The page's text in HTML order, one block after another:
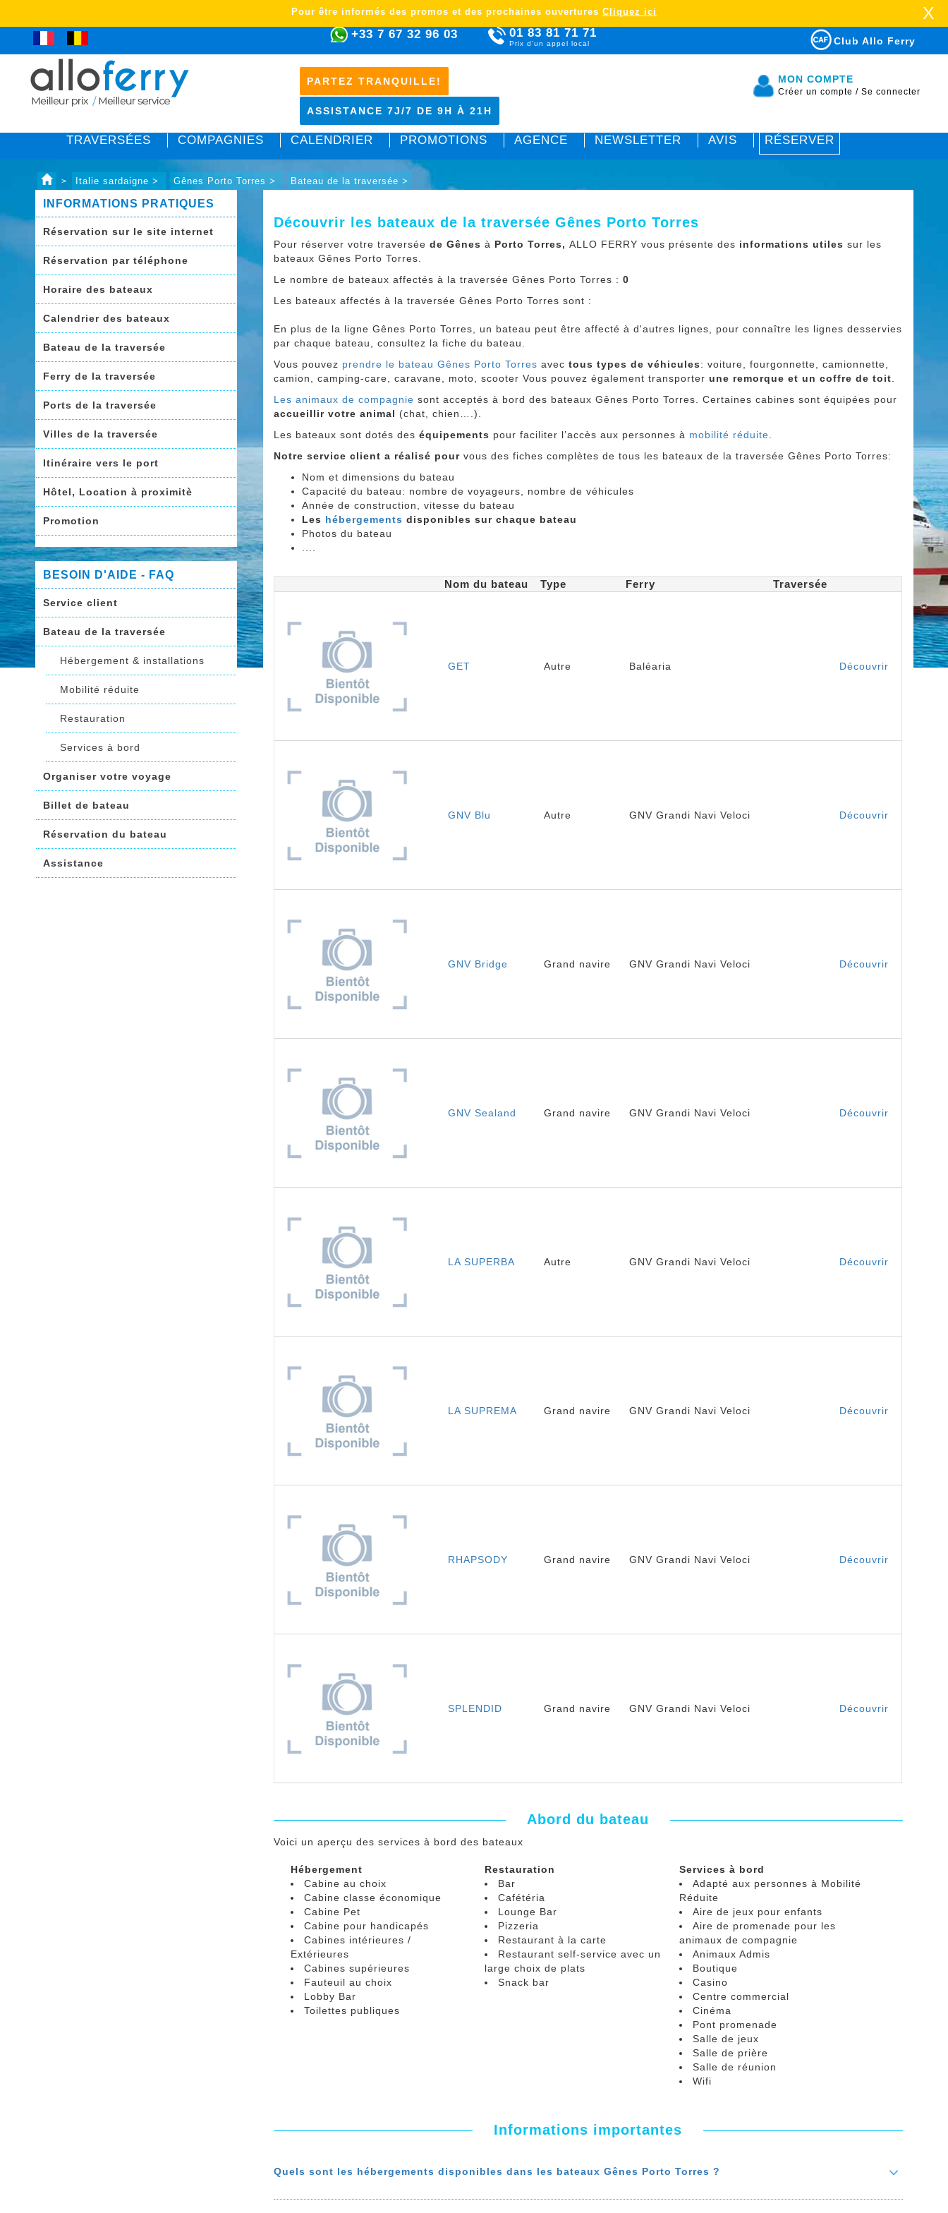
+33 7 67 32 96 03 01 83 81 71 71
Prix d'un appel local Club Allo Ferry
PARTEZ TRANQUILLE!
ASSISTANCE 7J/7 DE 9H À 21H
MON COMPTE
Créer un compte / Se connecter
TRAVERSÉES COMPAGNIES CALENDRIER PROMOTIONS AGENCE NEWSLETTER AVIS RÉSERVER
Pour être informés des promos et des prochaines ouvertures Cliquez ici X
> Italie sardaigne > Gênes Porto Torres > Bateau de la traversée >
INFORMATIONS PRATIQUES
Réservation sur le site internet
Réservation par téléphone
Horaire des bateaux
Calendrier des bateaux
Bateau de la traversée
Ferry de la traversée
Ports de la traversée
Villes de la traversée
Itinéraire vers le port
Hôtel, Location à proximitè
Promotion
BESOIN D'AIDE - FAQ
Service client
Bateau de la traversée
Hébergement & installations
Mobilité réduite
Restauration
Services à bord
Organiser votre voyage
Billet de bateau
Réservation du bateau
Assistance
Découvrir les bateaux de la traversée Gênes Porto Torres
Pour réserver votre traversée de Gênesà Porto Torres,ALLO FERRY vous présente des informations utiles sur les
bateaux Gênes Porto Torres.
Le nombre de bateaux affectés à la traversée Gênes Porto Torres :0
Les bateaux affectés à la traversée Gênes Porto Torres sont :
En plus de la ligne Gênes Porto Torres, un bateau peut être affecté à d'autres lignes, pour connaître les lignes desservies
par chaque bateau, consultez la fiche du bateau.
Vous pouvez prendre le bateau Gênes Porto Torres avectous types de véhicules: voiture, fourgonnette, camionnette,
camion, camping-care, caravane, moto, scooter Vous pouvez également transporterune remorque et un coffre de toit
Les animaux de compagnie sont acceptés à bord des bateaux Gênes Porto Torres. Certaines cabines sont équipées pour
accueillir votre animal (chat, chien….).
Les bateaux sont dotés deséquipements pour faciliter l’accès aux personnes à mobilité réduite
Notre service client a réalisé pourvous des fiches complètes de tous les bateaux de la traversée Gênes Porto Torres:
Nom et dimensions du bateau
Capacité du bateau: nombre de voyageurs, nombre de véhicules
Année de construction, vitesse du bateau
Les hébergements disponibles sur chaque bateau
Photos du bateau
Nom du bateau Type Ferry Traversée
GET Autre Baléaria Découvrir
GNV Blu Autre GNV Grandi Navi Veloci Découvrir
GNV Bridge Grand navire GNV Grandi Navi Veloci Découvrir
GNV Sealand Grand navire GNV Grandi Navi Veloci Découvrir
LA SUPERBA Autre GNV Grandi Navi Veloci Découvrir
LA SUPREMA Grand navire GNV Grandi Navi Veloci Découvrir
RHAPSODY Grand navire GNV Grandi Navi Veloci Découvrir
SPLENDID Grand navire GNV Grandi Navi Veloci Découvrir
Abord du bateau
Voici un aperçu des services à bord des bateaux
Hébergement
Cabine au choix
Cabine classe économique
Cabine Pet
Cabine pour handicapés
Cabines intérieures /
Extérieures
Cabines supérieures
Fauteuil au choix
Lobby Bar
Toilettes publiques
Restauration
Bar
Cafétéria
Lounge Bar
Pizzeria
Restaurant à la carte
Restaurant self-service avec un
large choix de plats
Snack bar
Services à bord
Adapté aux personnes à Mobilité
Réduite
Aire de jeux pour enfants
Aire de promenade pour les
animaux de compagnie
Animaux Admis
Boutique
Casino
Centre commercial
Cinéma
Pont promenade
Salle de jeux
Salle de prière
Salle de réunion
Wifi
Informations importantes
Quels sont les hébergements disponibles dans les bateaux Gênes Porto Torres ?